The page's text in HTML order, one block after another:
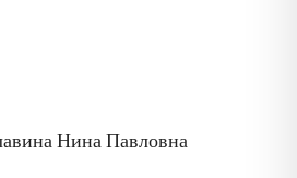
Нина Павловна